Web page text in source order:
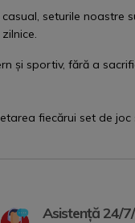
seturile noastre
și sportiv, fără a
fiecărui set de
Asistență 24/